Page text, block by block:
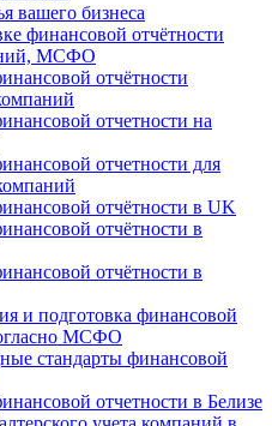
вашего бизнеса
финансовой отчётности
МСФО
отчётности
отчетности на
отчетности для
отчётности в UK
отчётности в
отчётности в
и подготовка финансовой
МСФО
стандарты финансовой
отчетности в Белизе